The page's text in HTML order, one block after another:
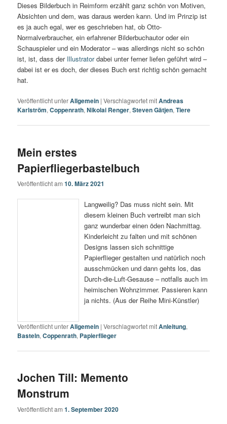
Dieses Bilderbuch in Reimform erzählt ganz schön von Motiven,
Absichten und dem, was daraus werden kann. Und im Prinzip ist
es ja auch egal, wer es geschrieben hat, ob Otto-
Normalverbraucher, ein erfahrener Bilderbuchautor oder ein
Schauspieler und ein Moderator – was allerdings nicht so schön
ist, ist, dass der Illustratordabei unter ferner liefen geführt wird –
dabei ist er es doch, der dieses Buch erst richtig schön gemacht
hat.
Veröffentlicht unterAllgemein |Verschlagwortet mitAndreas
Karlström,Coppenrath,Nikolai Renger,Steven Gätjen,Tiere
Mein erstes
Papierfliegerbastelbuch
Veröffentlicht am10. März 2021
Langweilig? Das muss nicht sein. Mit
diesem kleinen Buch vertreibt man sich
ganz wunderbar einen öden Nachmittag.
Kinderleicht zu falten und mit schönen
Designs lassen sich schnittige
Papierflieger gestalten und natürlich noch
ausschmücken und dann gehts los, das
Durch-die-Luft-Gesause – notfalls auch im
heimischen Wohnzimmer. Passieren kann
ja nichts. (Aus der Reihe Mini-Künstler)
Veröffentlicht unterAllgemein |Verschlagwortet mitAnleitung,
Basteln,Coppenrath, Papierflieger
Jochen Till: Memento
Monstrum
Veröffentlicht am1. September 2020